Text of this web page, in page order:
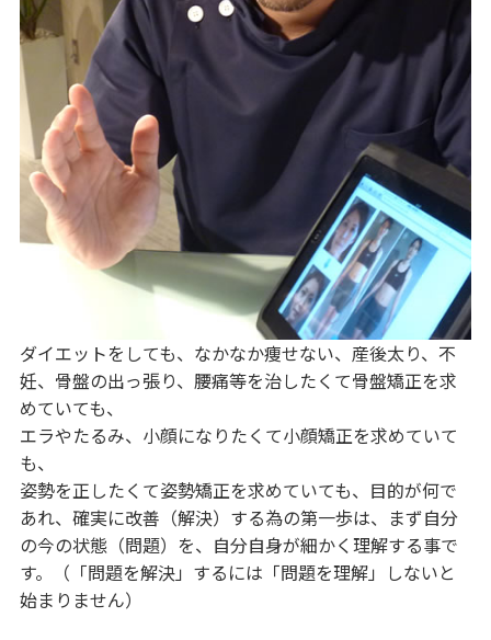
ダイエットをしても、なかなか痩せない、産後太り、不
妊、骨盤の出っ張り、腰痛等を治したくて骨盤矯正を求
めていても、
エラやたるみ、小顔になりたくて小顔矯正を求めていて
も、
姿勢を正したくて姿勢矯正を求めていても、目的が何で
あれ、確実に改善（解決）する為の第一歩は、まず自分
の今の状態（問題）を、自分自身が細かく理解する事で
す。（「問題を解決」するには「問題を理解」しないと
始まりません）